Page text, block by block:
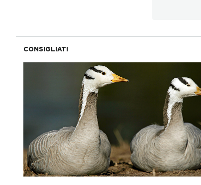
CONSIGLIATI